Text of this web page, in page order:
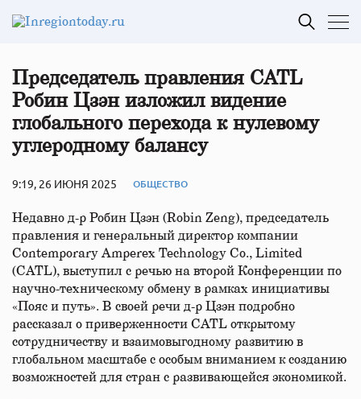
Председатель правления CATL
Робин Цзэн изложил видение
глобального перехода к нулевому
углеродному балансу
9:19, 26 ИЮНЯ 2025 ОБЩЕСТВО
Недавно д-р Робин Цзэн (Robin Zeng), председатель
правления и генеральный директор компании
Contemporary Amperex Technology Co., Limited
(CATL), выступил с речью на второй Конференции по
научно-техническому обмену в рамках инициативы
«Пояс и путь». В своей речи д-р Цзэн подробно
рассказал о приверженности CATL открытому
сотрудничеству и взаимовыгодному развитию в
глобальном масштабе с особым вниманием к созданию
возможностей для стран с развивающейся экономикой.